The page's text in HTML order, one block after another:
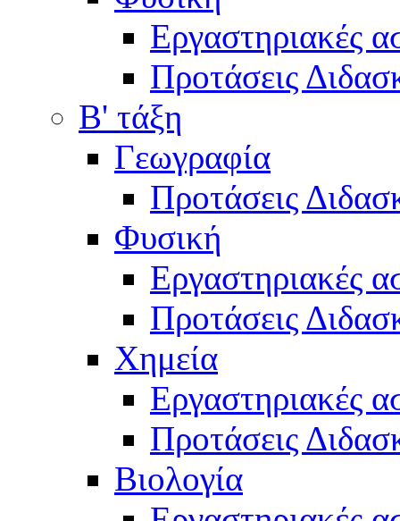
Εργαστηριακές
Προτάσεις
Β' τάξη
Γεωγραφία
Προτάσεις
Φυσική
Εργαστηριακές
Προτάσεις
Χημεία
Εργαστηριακές
Προτάσεις
Βιολογία